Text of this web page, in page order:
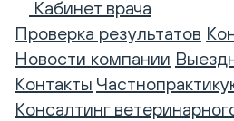
Кабинет врача
Проверка результатов
Новости компании
Контакты
Консалтинг